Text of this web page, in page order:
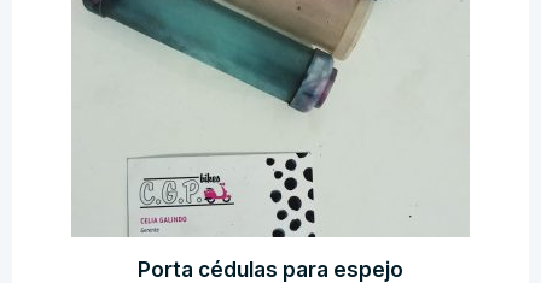
Porta cédulas para espejo